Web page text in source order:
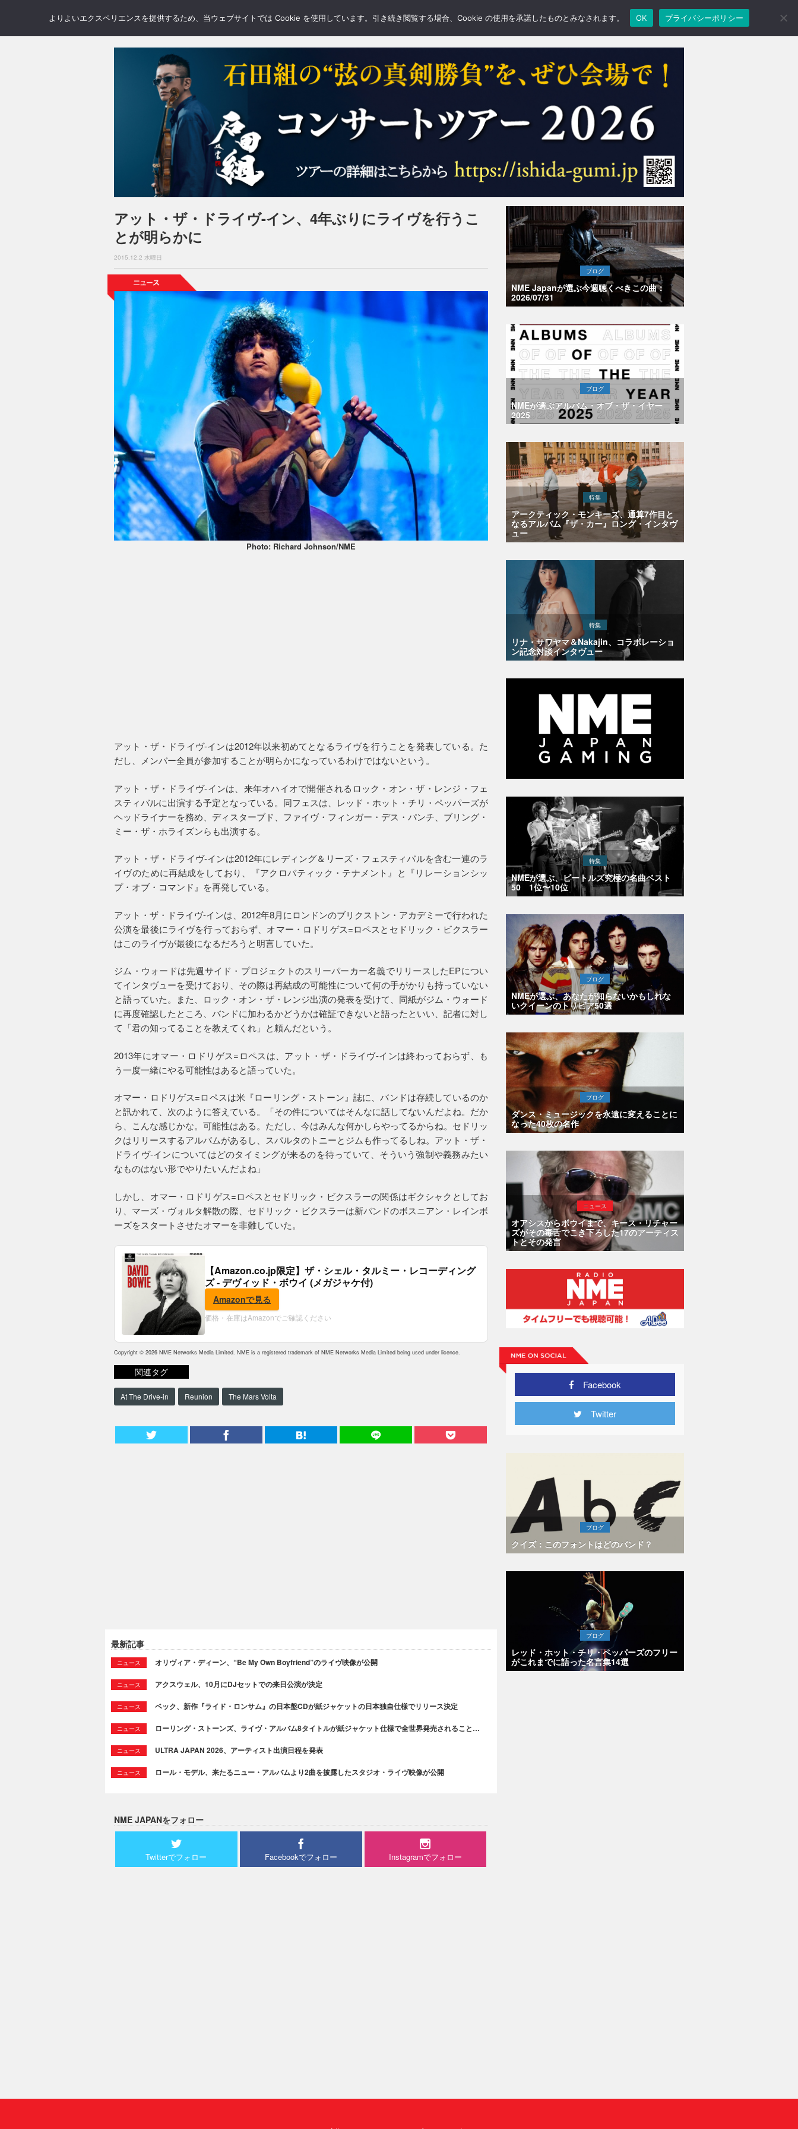
NEWS REVIEWS GALLERY BLOGS FEATURE
アット・ザ・ドライヴ-イン、4年ぶりにライヴを行うこ
とが明らかに
2015.12.2 水曜日
Photo: Richard Johnson/NME
アット・ザ・ドライヴ-インは2012年以来初めてとなるライヴを行うことを発表している。た
だし、メンバー全員が参加することが明らかになっているわけではないという。
アット・ザ・ドライヴ-インは、来年オハイオで開催されるロック・オン・ザ・レンジ・フェ
スティバルに出演する予定となっている。同フェスは、レッド・ホット・チリ・ペッパーズが
ヘッドライナーを務め、ディスターブド、ファイヴ・フィンガー・デス・パンチ、ブリング・
ミー・ザ・ホライズンらも出演する。
アット・ザ・ドライヴ-インは2012年にレディング＆リーズ・フェスティバルを含む一連のラ
イヴのために再結成をしており、『アクロバティック・テナメント』と『リレーションシッ
プ・オブ・コマンド』を再発している。
アット・ザ・ドライヴ-インは、2012年8月にロンドンのブリクストン・アカデミーで行われた
公演を最後にライヴを行っておらず、オマー・ロドリゲス=ロペスとセドリック・ビクスラー
はこのライヴが最後になるだろうと明言していた。
ジム・ウォードは先週サイド・プロジェクトのスリーパーカー名義でリリースしたEPについ
てインタヴューを受けており、その際は再結成の可能性について何の手がかりも持っていない
と語っていた。また、ロック・オン・ザ・レンジ出演の発表を受けて、同紙がジム・ウォード
に再度確認したところ、バンドに加わるかどうかは確証できないと語ったといい、記者に対し
て「君の知ってることを教えてくれ」と頼んだという。
2013年にオマー・ロドリゲス=ロペスは、アット・ザ・ドライヴ-インは終わっておらず、も
う一度一緒にやる可能性はあると語っていた。
オマー・ロドリゲス=ロペスは米『ローリング・ストーン』誌に、バンドは存続しているのか
と訊かれて、次のように答えている。「その件についてはそんなに話してないんだよね。だか
ら、こんな感じかな。可能性はある。ただし、今はみんな何かしらやってるからね。セドリッ
クはリリースするアルバムがあるし、スパルタのトニーとジムも作ってるしね。アット・ザ・
ドライヴ-インについてはどのタイミングが来るのを待っていて、そういう強制や義務みたい
なものはない形でやりたいんだよね」
しかし、オマー・ロドリゲス=ロペスとセドリック・ビクスラーの関係はギクシャクとしてお
り、マーズ・ヴォルタ解散の際、セドリック・ビクスラーは新バンドのボスニアン・レインボ
ーズをスタートさせたオマーを非難していた。
【Amazon.co.jp限定】ザ・シェル・タルミー・レコーディング
ズ - デヴィッド・ボウイ (メガジャケ付)
Amazonで見る
価格・在庫はAmazonでご確認ください
Copyright © 2026 NME Networks Media Limited. NME is a registered trademark of NME Networks Media Limited being used under licence.
関連タグ
At The Drive-in Reunion The Mars Volta
最新記事
ニュース オリヴィア・ディーン、“Be My Own Boyfriend”のライヴ映像が公開
ニュース アクスウェル、10月にDJセットでの来日公演が決定
ニュース ベック、新作『ライド・ロンサム』の日本盤CDが紙ジャケットの日本独自仕様でリリース決定
ニュース ローリング・ストーンズ、ライヴ・アルバム8タイトルが紙ジャケット仕様で全世界発売されること…
ニュース ULTRA JAPAN 2026、アーティスト出演日程を発表
ニュース ロール・モデル、来たるニュー・アルバムより2曲を披露したスタジオ・ライヴ映像が公開
NME JAPANをフォロー
Twitterでフォロー Facebookでフォロー Instagramでフォロー
ブログ
NME Japanが選ぶ今週聴くべきこの曲：
2026/07/31
ブログ
NMEが選ぶアルバム・オブ・ザ・イヤー
2025
特集
アークティック・モンキーズ、通算7作目と
なるアルバム『ザ・カー』ロング・インタヴ
ュー
特集
リナ・サワヤマ＆Nakajin、コラボレーショ
ン記念対談インタヴュー
特集
NMEが選ぶ、ビートルズ究極の名曲ベスト
50 1位〜10位
ブログ
NMEが選ぶ、あなたが知らないかもしれな
いクイーンのトリビア50選
ブログ
ダンス・ミュージックを永遠に変えることに
なった40枚の名作
ニュース
オアシスからボウイまで、キース・リチャー
ズがその毒舌でこき下ろした17のアーティス
トとその発言
Facebook
Twitter
ブログ
クイズ：このフォントはどのバンド？
ブログ
レッド・ホット・チリ・ペッパーズのフリー
がこれまでに語った名言集14選
よりよいエクスペリエンスを提供するため、当ウェブサイトでは Cookie を使用しています。引き続き閲覧する場合、Cookie の使用を承諾したものとみなされます。 OK プライバシーポリシー